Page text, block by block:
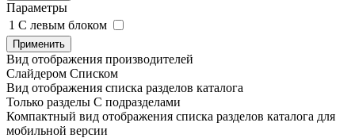
Параметры
1 C левым блоком
Применить
Вид отображения производителей
Слайдером Списком
Вид отображения списка разделов каталога
Только разделы С подразделами
Компактный вид отображения списка разделов каталога для
мобильной версии